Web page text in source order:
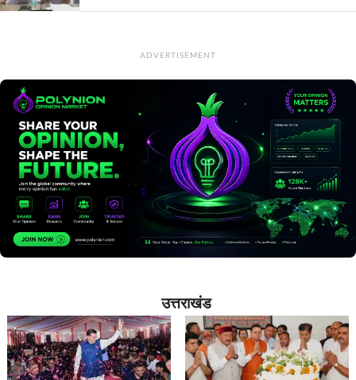
ADVERTISEMENT
उत्तराखंड